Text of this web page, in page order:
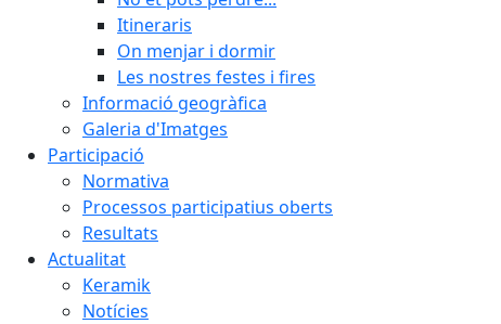
Itineraris
On menjar i dormir
Les nostres festes i fires
Informació geogràfica
Galeria d'Imatges
Participació
Normativa
Processos participatius oberts
Resultats
Actualitat
Keramik
Notícies